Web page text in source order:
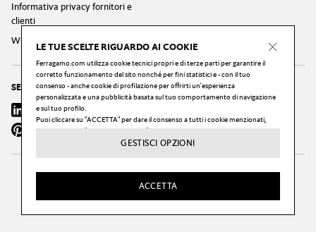
LE TUE SCELTE RIGUARDO AI COOKIE
Ferragamo.com utilizza cookie tecnici propri e di terze parti per garantire il
corretto funzionamento del sito nonché per fini statistici e - con il tuo
consenso - anche cookie di profilazione per offrirti un'esperienza
personalizzata e una pubblicità basata sul tuo comportamento di navigazione
e sul tuo profilo.
Puoi cliccare su "ACCETTA" per dare il consenso a tutti i cookie menzionati,
puoi cliccare su "GESTISCI OPZIONI" per configurare le tue scelte, o cliccare sul
pulsante "X" per rifiutare tutti i cookie oggetto del tuo consenso.
Per maggiori informazioni visita la nostra Privacy & Cookie Policy
GESTISCI OPZIONI
ACCETTA
Informativa privacy fornitori e
clienti
Whistleblowing Privacy Policy
SEGUICI
Linkedin Instagram
Pinterest
Wechat Weibo
2026 © Salvatore Ferragamo S.p.A. —